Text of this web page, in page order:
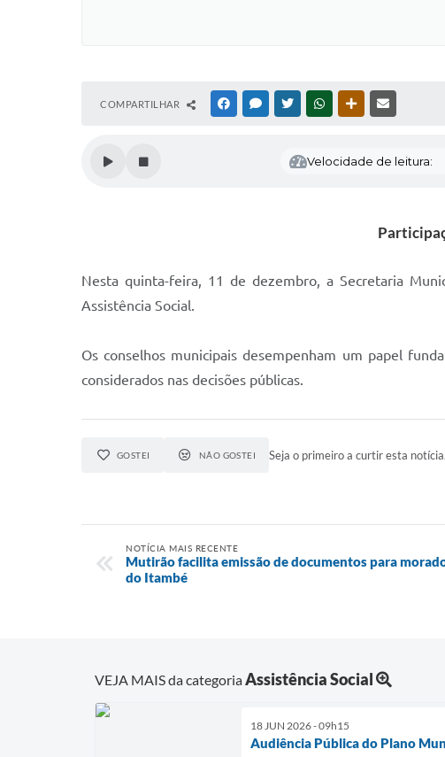
COMPARTILHAR FACEBOOKMESSENGER
TWITTERWHATSAPPOUTRAS MÍDIAS
Velocidade de leitura:
Nesta quinta-feira, 11 de dezembro, a Secretaria
Assistência Social.
Os conselhos municipais desempenham um papel
considerados nas decisões públicas.
GOSTEI NÃO GOSTEI Seja o primeiro a curtir esta notícia.
NOTÍCIA MAIS RECENTE
Mutirão facilita emissão de documentos para
do Itambé
VEJA MAIS da categoriaAssistência Social
18 JUN 2026 - 09h15
Audiência Pública do Plano